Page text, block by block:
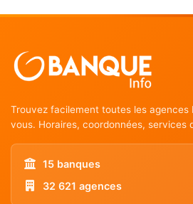
Trouvez facilement toutes les agences
vous. Horaires, coordonnées, services
15 banques
32 621 agences